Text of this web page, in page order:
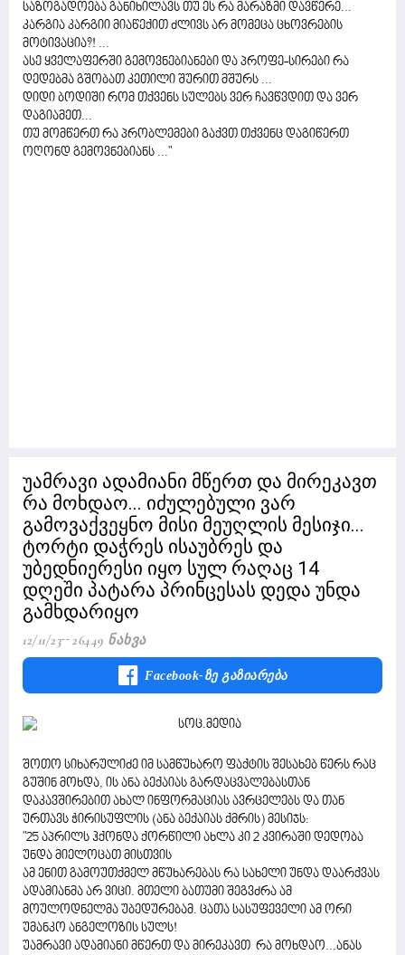
საზოგადოება განიხილავს თუ ეს რა მარაზმი დავწერე...
კარგია კარგიი მიაწექით ძლივს არ მომეცა ცხოვრების
მოტივაცია?! ...
ასე ყველაფერში გემოვნებიანები და პროფე-სირები რა
დედებმა გშობათ კეთილი შურით მშურს ...
დიდი ბოდიში რომ თქვენს სულებს ვერ ჩავწვდით და ვერ
დაგიამეთ...
თუ მომწერთ რა პრობლემები გაქვთ თქვენც დაგიწერთ
ოღონდ გემოვნებიანს ..."
უამრავი ადამიანი მწერთ და მირეკავთ
რა მოხდაო... იძულებული ვარ
გამოვაქვეყნო მისი მეუღლის მესიჯი...
ტორტი დაჭრეს ისაუბრეს და
უბედნიერესი იყო სულ რაღაც 14
დღეში პატარა პრინცესას დედა უნდა
გამხდარიყო
12/11/23 26449 Ნახვა
Facebook-Ზე Გაზიარება
შოთო სიხარულიძე იმ სამწუხარო ფაქტის შესახებ წერს რაც
გუშინ მოხდა, ის ანა ბექაიას გარდაცვალებასთან
დაკავშირებით ახალ ინფორმაციას ავრცელებს და თან
ურთავს ჭირისუფლის (ანა ბექაიას ქმრის) მესიჯს:
"25 აპრილს ჰქონდა ქორწილი ახლა კი 2 კვირაში დედობა
უნდა მიელოცათ მისთვის
ამ ენით გამოუთქმელ მწუხარებას რა სახელი უნდა დაარქვას
ადამიანმა არ ვიცი. მთელი ბათუმი შეგვძრა ამ
მოულოდნელმა უბედურებამ. ცათა სასუფეველი ამ ორი
უმანკო ანგელოზის სულს!
უამრავი ადამიანი მწერთ და მირეკავთ რა მოხდაო...ანას